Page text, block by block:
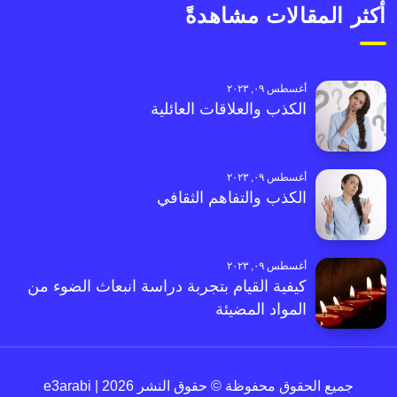
أكثر المقالات مشاهدةً
أغسطس ٠٩, ٢٠٢٣
الكذب والعلاقات العائلية
أغسطس ٠٩, ٢٠٢٣
الكذب والتفاهم الثقافي
أغسطس ٠٩, ٢٠٢٣
كيفية القيام بتجربة دراسة انبعاث الضوء من
المواد المضيئة
جميع الحقوق محفوظة © حقوق النشر 2026 | e3arabi